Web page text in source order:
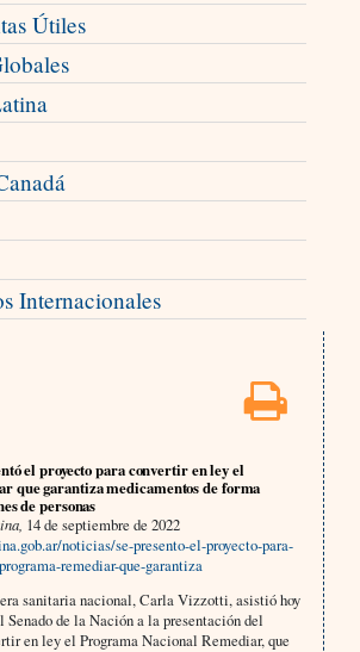
Útiles
Internacionales
el proyecto para convertir en ley el
que garantiza medicamentos de forma
de personas
14 de septiembre de 2022
noticias/se-presento-el-proyecto-para-
remediar-que-garantiza
sanitaria nacional, Carla Vizzotti, asistió hoy
de la Nación a la presentación del
en ley el Programa Nacional Remediar, que